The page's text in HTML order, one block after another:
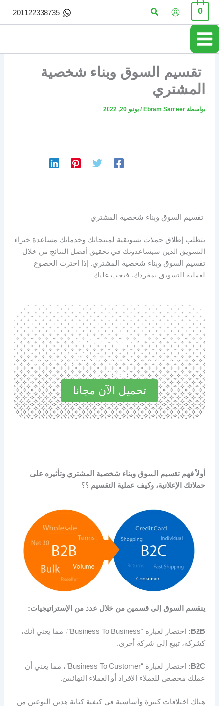
تخطي
المحتوى
0 البحث 201122338735
تقسيم السوق وبناء شخصية
المشتري
بواسطة Ebram Sameer
/ يونيو 20, 2022
تقسيم السوق وبناء شخصية المشتري
يتطلب إطلاق حملات تسويقية لمنتجاتك وخدماتك مساعدة خبراء
التسويق الذين سيساعدونك في تحقيق أفضل النتائج من خلال
تقسيم السوق وبناء شخصية المشتري. إذا اخترت الخضوع
لعملية التسويق بمفردك، فيجب عليك
حمل مجانا
استكشف المميزات الرائعة في
مجاناً الآن
تحميل الآن مجانا
أولاً فهم تقسيم السوق وبناء شخصية المشتري وتأثيره على
حملاتك الإعلانية، وكيف عملية التقسيم ؟؟
ينقسم السوق إلى قسمين من خلال عدد من الإستراتيجيات:
B2B:
اختصار لعبارة “Business To Business”، مما يعني أنك،
كشركة، تبيع إلى شركة أخرى.
B2C:
اختصار لعبارة “Business To Customer”، مما يعني أن
عملك مخصص للعملاء الأفراد أو العملاء النهائيين.
هناك اختلافات كبيرة وأساسية في كيفية كتابة هذين النوعين من